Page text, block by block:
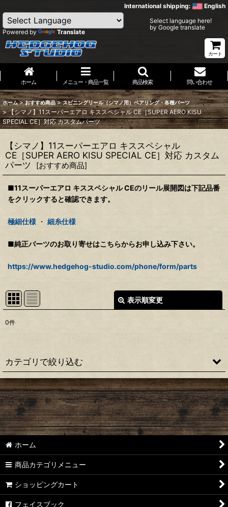
International shipping: English
Powered by Translate
Select language here!
by Google translate
カート
ホーム メニュー・商品一覧 商品検索 問い合わせ
ホーム > おすすめ商品 > スピニングリール（シマノ用）ベアリング・各種パーツ
> 【シマノ】11スーパーエアロ キススペシャル CE［SUPER AERO KISU
SPECIAL CE］対応 カスタムパーツ
【シマノ】11スーパーエアロ キススペシャル
CE［SUPER AERO KISU SPECIAL CE］対応 カスタム
パーツ
[おすすめ商品]
■11スーパーエアロ キススペシャル CEのリール展開図は下記品番
をクリックすると確認できます。
極細仕様 ・ 細糸仕様
■純正パーツのお取り寄せはこちらからお申し込み下さい。
https://www.hedgehog-studio.com/phone/form/parts
表示順変更
並び順
絞り込む
0件
カテゴリで絞り込む
【シマノ】22ステラ［STELLA］対応 カスタムパーツ
【シマノ】18-19ステラ［STELLA］対応 カスタムパーツ
【シマノ】14ステラ［STELLA］対応 カスタムパーツ
【シマノ】10ステラ［STELLA］対応 カスタムパーツ
【シマノ】07ステラ［STELLA］対応 カスタムパーツ
ホーム
商品カテゴリメニュー
ショッピングカート
フェイスブック